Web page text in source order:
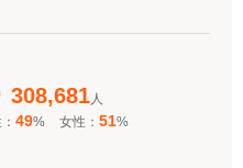
308,681人
49% 女性： 51%